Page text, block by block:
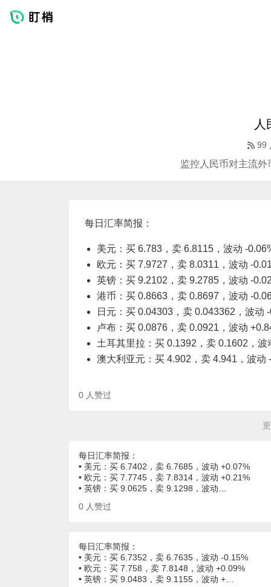
人
99
监控人民币对主流
每日汇率简报：
美元：买 6.783，卖 6.8115，波动 -
欧元：买 7.9727，卖 8.0311，波动 -
英镑：买 9.2102，卖 9.2785，波动 -
港币：买 0.8663，卖 0.8697，波动 -
日元：买 0.04303，卖 0.043362，波动
卢布：买 0.0876，卖 0.0921，波动
土耳其里拉：买 0.1392，卖 0.1602，波
澳大利亚元：买 4.902，卖 4.941，波动
0 人赞过
每日汇率简报：
• 美元：买 6.7402，卖 6.7685，波动 +0.07%
• 欧元：买 7.7745，卖 7.8314，波动 +0.21%
• 英镑：买 9.0625，卖 9.1298，波动…
0 人赞过
每日汇率简报：
• 美元：买 6.7352，卖 6.7635，波动 -0.15%
• 欧元：买 7.758，卖 7.8148，波动 +0.09%
• 英镑：买 9.0483，卖 9.1155，波动 +…